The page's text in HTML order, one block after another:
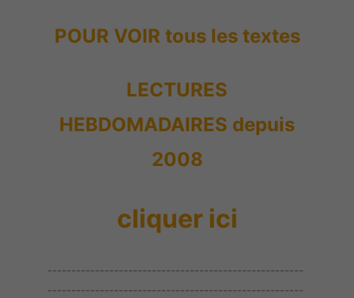
POUR VOIR tous les textes
LECTURES
HEBDOMADAIRES depuis
2008
cliquer ici
------------------------------------------------------
------------------------------------------------------